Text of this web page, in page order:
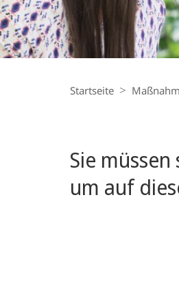
Navigation
Startseite
Sie
um auf